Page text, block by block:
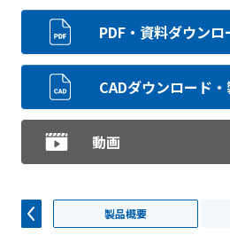
PDF・資料ダウンロ
CADダウンロード
動画
製品概要